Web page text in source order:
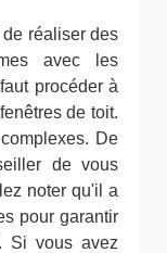
réaliser des
avec les
procéder à
de toit.
De
de vous
noter qu'il a
pour garantir
Si vous avez